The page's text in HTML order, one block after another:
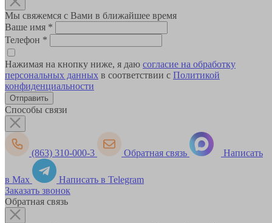
Мы свяжемся с Вами в ближайшее время
Ваше имя *
Телефон *
Нажимая на кнопку ниже, я даю согласие на обработку
персональных данных в соответствии с Политикой
конфиденциальности
Способы связи
(863) 310-000-3 Обратная связь Написать
в Max
Написать в Telegram
Заказать звонок
Обратная связь